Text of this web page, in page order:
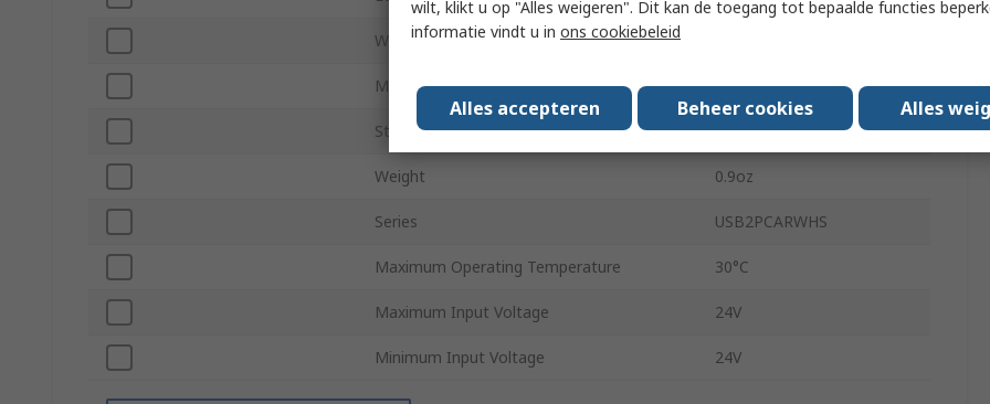
Width
Minimum Operating Temperature 0°C
Standards/Approvals No
Weight 0.9oz
Series USB2PCARWHS
Maximum Operating Temperature 30°C
Maximum Input Voltage 24V
Minimum Input Voltage 24V
wilt, klikt u op "Alles weigeren". Dit kan de toegang tot bepaalde functies
informatie vindt u in ons cookiebeleid
Alles accepteren Beheer cookies Alles